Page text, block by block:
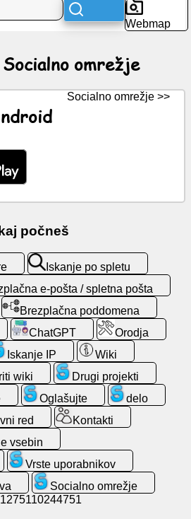
Webmap
omrežje
Socialno omrežje >>
kaj počneš
Iskanje po spletu
e-pošta / spletna pošta
Brezplačna poddomena
ChatGPT
Orodja
Iskanje IP
Wiki
wiki
Drugi projekti
Oglašujte
delo
red
Kontakti
vsebin
Vrste uporabnikov
Socialno omrežje